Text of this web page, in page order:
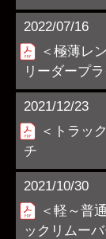
2022/07/16
＜極薄レ
リーダープ
2021/12/23
＜トラッ
チ
2021/10/30
＜軽～普
ックリムー